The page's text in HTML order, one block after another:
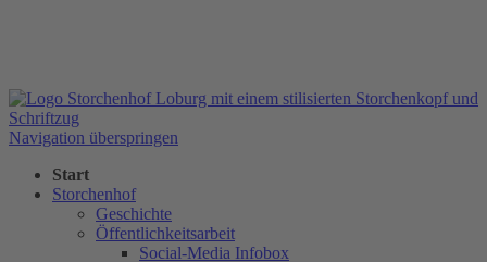
Navigation überspringen
Start
Storchenhof
Geschichte
Öffentlichkeitsarbeit
Social-Media Infobox